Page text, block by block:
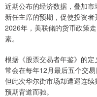
近期公布的经济数据，叠加
新任主席的预期，促使投资
2026年，美联储的货币政策
素。
根据《股票交易者年鉴》的定
常会在每年12月最后五个交易
但此次华尔街市场却遭遇连
预期背道而驰。